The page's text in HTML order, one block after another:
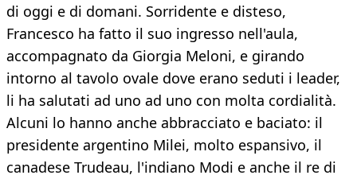
di oggi e di domani. Sorridente e disteso,
Francesco ha fatto il suo ingresso nell'aula,
accompagnato da Giorgia Meloni, e girando
intorno al tavolo ovale dove erano seduti i leader,
li ha salutati ad uno ad uno con molta cordialità.
Alcuni lo hanno anche abbracciato e baciato: il
presidente argentino Milei, molto espansivo, il
canadese Trudeau, l'indiano Modi e anche il re di